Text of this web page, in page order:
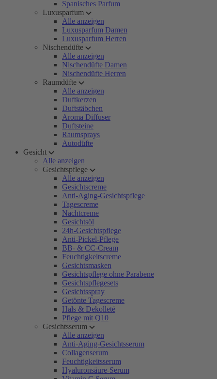
Spanisches Parfum
Luxusparfum
Alle anzeigen
Luxusparfum Damen
Luxusparfum Herren
Nischendüfte
Alle anzeigen
Nischendüfte Damen
Nischendüfte Herren
Raumdüfte
Alle anzeigen
Duftkerzen
Duftstäbchen
Aroma Diffuser
Duftsteine
Raumsprays
Autodüfte
Gesicht
Alle anzeigen
Gesichtspflege
Alle anzeigen
Gesichtscreme
Anti-Aging-Gesichtspflege
Tagescreme
Nachtcreme
Gesichtsöl
24h-Gesichtspflege
Anti-Pickel-Pflege
BB- & CC-Cream
Feuchtigkeitscreme
Gesichtsmasken
Gesichtspflege ohne Parabene
Gesichtspflegesets
Gesichtsspray
Getönte Tagescreme
Hals & Dekolleté
Pflege mit Q10
Gesichtsserum
Alle anzeigen
Anti-Aging-Gesichtsserum
Collagenserum
Feuchtigkeitsserum
Hyaluronsäure-Serum